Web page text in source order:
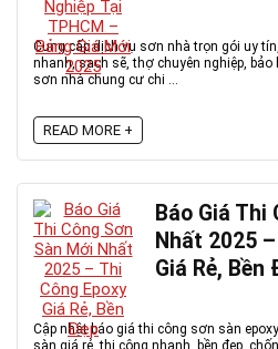
Cung cấp dịch vụ sơn nhà trọn gói uy
nhanh, sạch sẽ, thợ chuyên nghiệp,
sơn nhà chung cư chi ...
READ MORE +
Báo Giá Thi
Nhất 2025
Giá Rẻ, Bền
Cập nhật báo giá thi công sơn sàn
sàn giá rẻ, thi công nhanh, bền đẹp,